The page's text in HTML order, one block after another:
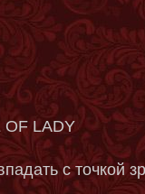
OF LADY
с точкой